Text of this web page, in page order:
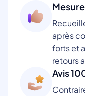
après
forts et
retours
Avis